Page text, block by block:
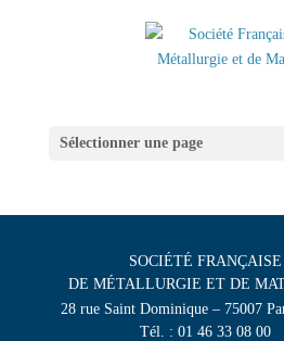
Sélectionner une page
SOCIÉTÉ FRANÇAISE
DE MÉTALLURGIE ET DE
28 rue Saint Dominique – 75007
Tél. : 01 46 33 08 00